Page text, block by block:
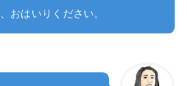
おはいりください。